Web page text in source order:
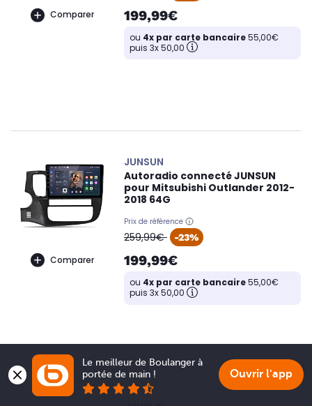
Comparer 199,99€
ou 4x par carte bancaire55,00€
puis 3x 50,00
Comparer
JUNSUN
Autoradio connecté JUNSUN
pour Mitsubishi Outlander 2012-
2018 64G
Prix de référence
oldPrice
259,99€ -23%
199,99€
ou 4x par carte bancaire55,00€
puis 3x 50,00
Le meilleur de Boulanger à
portée de main !
Ouvrir l'app